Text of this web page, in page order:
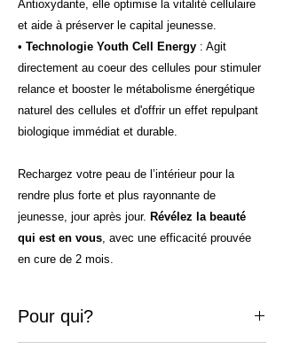
Antioxydante, elle optimise la vitalité cellulaire
et aide à préserver le capital jeunesse.
• Technologie Youth Cell Energy : Agit
directement au coeur des cellules pour stimuler
relance et booster le métabolisme énergétique
naturel des cellules et d'offrir un effet repulpant
biologique immédiat et durable.
Rechargez votre peau de l’intérieur pour la
rendre plus forte et plus rayonnante de
jeunesse, jour après jour. Révélez la beauté
qui est en vous, avec une efficacité prouvée
en cure de 2 mois.
Pour qui?